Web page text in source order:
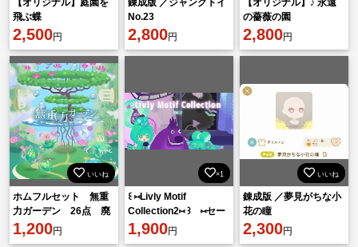
【オリジナル】庭園を
飛ぶ蝶
2,500円
錬成版 ／ジャンクトイ
No.23
2,800円
【オリジナル】♪ 永遠
の薔薇の園
2,800円
いいね
ホムフルセット 無重
力ガーデン 26点 廃
盤
1,200円
×1
꒰ ⑅Livly Motif
Collection2⑅ ꒱ ⑅︎セー
ル中⑅︎ 廃盤フルコンプ
セット
1,900円
いいね
錬成版 ／夢見がちな小
花の瞳
2,300円